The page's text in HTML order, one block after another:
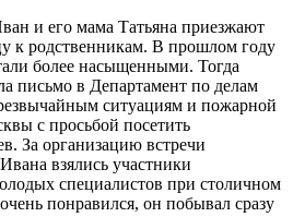
и его мама Татьяна приезжают
к родственникам. В прошлом году
более насыщенными. Тогда
письмо в Департамент по делам
ситуациям и пожарной
с просьбой посетить
За организацию встречи
взялись участники
специалистов при столичном
понравился, он побывал сразу